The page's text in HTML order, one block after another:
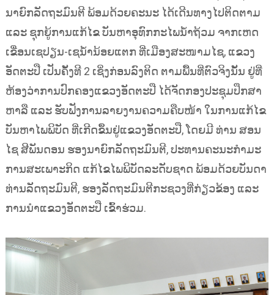
ນາຍົກລັດຖະມົນຕີ ພ້ອມດ້ວຍຄະນະ ໄດ້ເດີນທາງໄປຕິດຕາມ
ແລະ ຊຸກຍູ້ການແກ້ໄຂ ບັນຫາອຸທົກກະໄພນໍ້າຖ້ວມ ຈາກເຫດ
ເຂື່ອນເຊປຽນ-ເຊນ້ຳນ້ອຍແຕກ ທີ່ເມືອງສະໜາມໄຊ, ແຂວງ
ອັດຕະປື ເປັນຄັ້ງທີ 2 ເຊິ່ງກ່ອນລົງຕິດ ຕາມພື້ນທີ່ຕົວຈິງນັ້ນ ຢູ່ທີ່
ຫ້ອງວ່າການປົກຄອງແຂວງອັດຕະປື ໄດ້ຈັດກອງປະຊຸມປຶກສາ
ຫາລື ແລະ ຮັບຟັງການລາຍງານຄວາມຄືບໜ້າ ໃນການແກ້ໄຂ
ບັນຫາໄພພິບັດ ທີ່ເກີດຂຶ້ນຢູ່ແຂວງອັດຕະປື, ໂດຍມີ ທ່ານ ສອນ
ໄຊ ສີພັນດອນ ຮອງນາຍົກລັດຖະມົນຕີ, ປະທານຄະນະກໍາມະ
ການສະເພາະກິດ ແກ້ໄຂໄພພິບັດລະດັບຊາດ ພ້ອມດ້ວຍບັນດາ
ທ່ານລັດຖະມົນຕີ, ຮອງລັດຖະມົນຕີກະຊວງທີ່ກ່ຽວຂ້ອງ ແລະ
ການນຳແຂວງອັດຕະປື ເຂົ້າຮ່ວມ.